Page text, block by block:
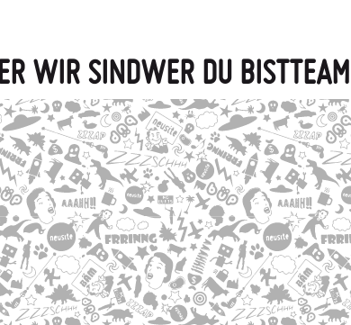
WIR SINDWER DU BISTTEAM